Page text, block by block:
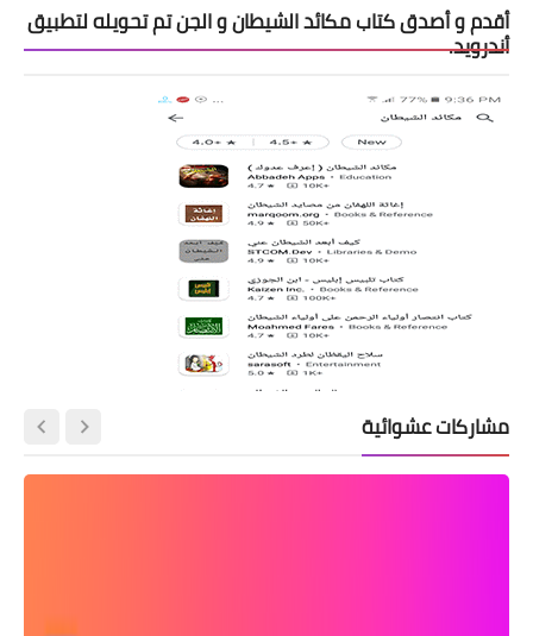
أقدم و أصدق كتاب مكائد الشيطان و الجن تم تحويله لتطبيق
أندرويد.
مشاركات عشوائية